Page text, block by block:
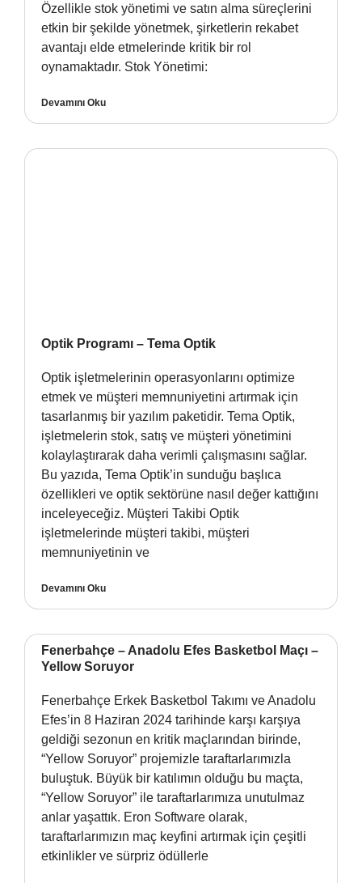
Özellikle stok yönetimi ve satın alma süreçlerini
etkin bir şekilde yönetmek, şirketlerin rekabet
avantajı elde etmelerinde kritik bir rol
oynamaktadır. Stok Yönetimi:
Devamını Oku
Optik Programı – Tema Optik
Optik işletmelerinin operasyonlarını optimize
etmek ve müşteri memnuniyetini artırmak için
tasarlanmış bir yazılım paketidir. Tema Optik,
işletmelerin stok, satış ve müşteri yönetimini
kolaylaştırarak daha verimli çalışmasını sağlar.
Bu yazıda, Tema Optik’in sunduğu başlıca
özellikleri ve optik sektörüne nasıl değer kattığını
inceleyeceğiz. Müşteri Takibi Optik
işletmelerinde müşteri takibi, müşteri
memnuniyetinin ve
Devamını Oku
Fenerbahçe – Anadolu Efes Basketbol Maçı –
Yellow Soruyor
Fenerbahçe Erkek Basketbol Takımı ve Anadolu
Efes’in 8 Haziran 2024 tarihinde karşı karşıya
geldiği sezonun en kritik maçlarından birinde,
“Yellow Soruyor” projemizle taraftarlarımızla
buluştuk. Büyük bir katılımın olduğu bu maçta,
“Yellow Soruyor” ile taraftarlarımıza unutulmaz
anlar yaşattık. Eron Software olarak,
taraftarlarımızın maç keyfini artırmak için çeşitli
etkinlikler ve sürpriz ödüllerle